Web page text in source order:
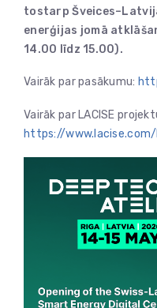
tostarp
enerģijas jomā
14.00 līdz 15.00).
Vairāk par pasākumu:
Vairāk par LACISE
https://